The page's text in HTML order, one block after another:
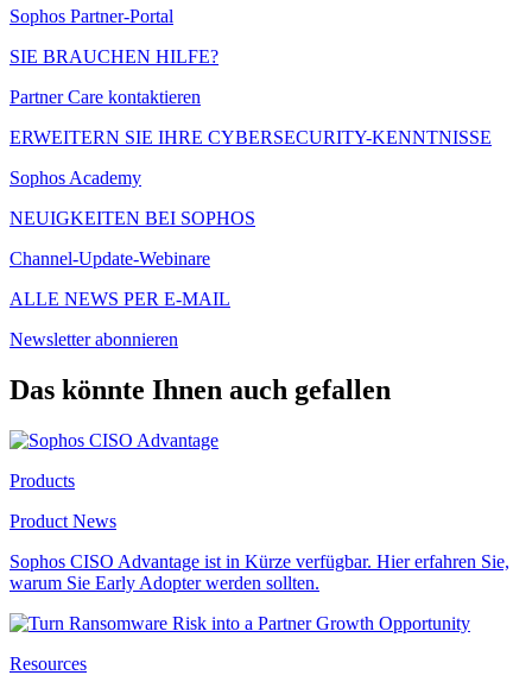
Sophos Partner-Portal
SIE BRAUCHEN HILFE?
Partner Care kontaktieren
ERWEITERN SIE IHRE CYBERSECURITY-KENNTNISSE
Sophos Academy
NEUIGKEITEN BEI SOPHOS
Channel-Update-Webinare
ALLE NEWS PER E-MAIL
Newsletter abonnieren
Das könnte Ihnen auch gefallen
Products
Product News
Sophos CISO Advantage ist in Kürze verfügbar. Hier erfahren Sie,
warum Sie Early Adopter werden sollten.
Resources